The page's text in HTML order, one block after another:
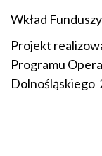
Wkład
Projekt
Programu
Dolnośląskiego